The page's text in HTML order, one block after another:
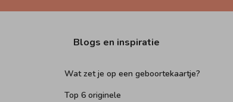
Blogs en inspiratie
Wat zet je op een geboortekaartje?
Top 6 originele